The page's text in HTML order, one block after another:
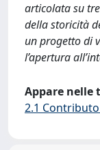
articolata su
della storicità
un progetto di
l’apertura
Appare nelle
2.1